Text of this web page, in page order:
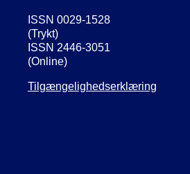
ISSN 0029-1528
(Trykt)
ISSN 2446-3051
(Online)
Tilgængelighedserklæring